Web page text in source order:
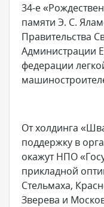
34-е
памяти Э. С.
Правительства
Администрации
федерации
От холдинга
поддержку в
окажут НПО
прикладной
Стельмаха,
Зверева и